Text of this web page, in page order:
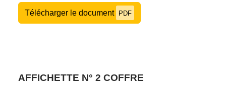
Télécharger le document PDF
AFFICHETTE N° 2 COFFRE